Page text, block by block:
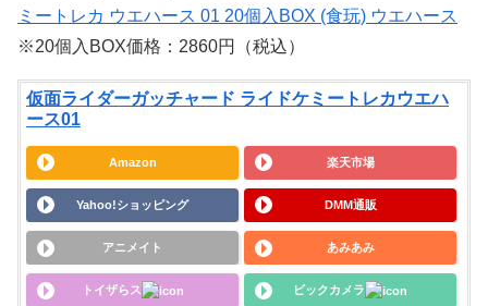
ミートレカ ウエハース 01 20個入BOX (食玩) ウエハース
※20個入BOX価格：2860円（税込）
仮面ライダーガッチャード ライドケミートレカウエハ
ース01
Amazon 楽天市場
Yahoo!ショッピング DMM通販
アニメイト あみあみ
トイザらス ビックカメラ